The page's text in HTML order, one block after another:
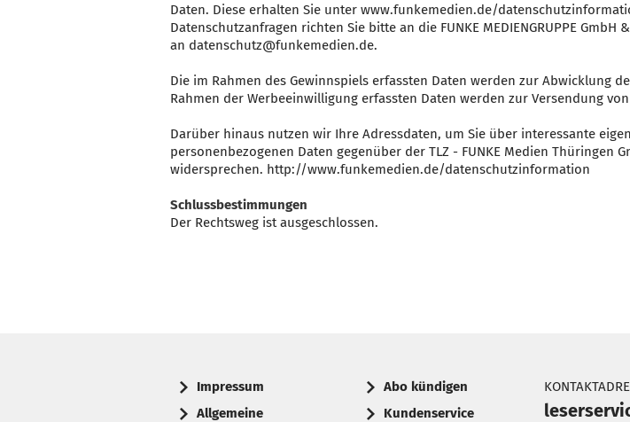
Daten. Diese erhalten Sie unter www.funkemedien.de/
Datenschutzanfragen richten Sie bitte an die FUNKE MEDIENGRUPPE GmbH
an datenschutz@funkemedien.de.
Die im Rahmen des Gewinnspiels erfassten Daten werden zur Abwicklung
Rahmen der Werbeeinwilligung erfassten Daten werden zur Versendung
Darüber hinaus nutzen wir Ihre Adressdaten, um Sie über interessante
personenbezogenen Daten gegenüber der TLZ - FUNKE Medien Thüringen
widersprechen. http://www.funkemedien.de/datenschutzinformation
Schlussbestimmungen
Der Rechtsweg ist ausgeschlossen.
Impressum
Allgemeine
Abo kündigen
Kundenservice